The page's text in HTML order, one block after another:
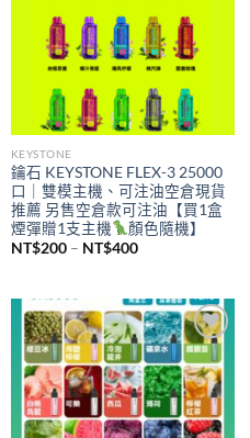
KEYSTONE
鑰石 KEYSTONE FLEX-3 25000
口｜雙模主機、可注油空倉現貨
推薦 另售空倉款可注油【買1盒
煙彈贈1支主機
顏色隨機】
NT$200 – NT$400價
NT$200
到
NT$400
Add to
wishlist